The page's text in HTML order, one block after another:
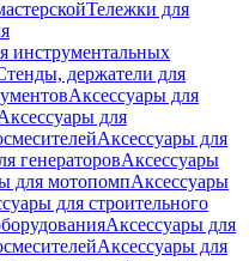
Тележки для
инструментальных
держатели для
Аксессуары для
для
Аксессуары для
генераторовАксессуары
для мотопомпАксессуары
для строительного
Аксессуары для
Аксессуары для